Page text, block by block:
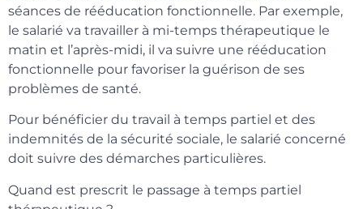
séances de rééducation fonctionnelle. Par exemple,
le salarié va travailler à mi-temps thérapeutique le
matin et l’après-midi, il va suivre une rééducation
fonctionnelle pour favoriser la guérison de ses
problèmes de santé.
Pour bénéficier du travail à temps partiel et des
indemnités de la sécurité sociale, le salarié concerné
doit suivre des démarches particulières.
Quand est prescrit le passage à temps partiel